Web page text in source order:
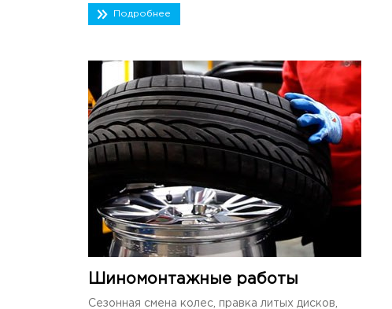
Подробнее
Шиномонтажные работы
Сезонная смена колес, правка литых дисков,